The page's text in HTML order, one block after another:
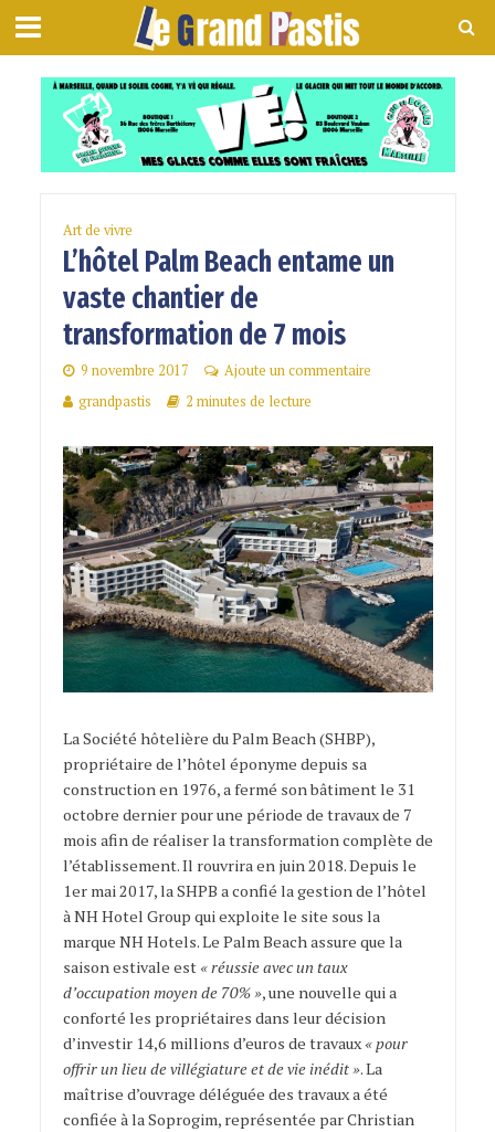
Art de vivre
L’hôtel Palm Beach entame un
vaste chantier de
transformation de 7 mois
9 novembre 2017
Ajoute un commentaire
grandpastis
2 minutes de lecture
La Société hôtelière du Palm Beach (SHBP),
propriétaire de l’hôtel éponyme depuis sa
construction en 1976, a fermé son bâtiment le 31
octobre dernier pour une période de travaux de 7
mois afin de réaliser la transformation complète de
l’établissement. Il rouvrira en juin 2018. Depuis le
1er mai 2017, la SHPB a confié la gestion de l’hôtel
à NH Hotel Group qui exploite le site sous la
marque NH Hotels. Le Palm Beach assure que la
saison estivale est « réussie avec un taux
d’occupation moyen de 70% », une nouvelle qui a
conforté les propriétaires dans leur décision
d’investir 14,6 millions d’euros de travaux« pour
offrir un lieu de villégiature et de vie inédit ». La
maîtrise d’ouvrage déléguée des travaux a été
confiée à la Soprogim, représentée par Christian